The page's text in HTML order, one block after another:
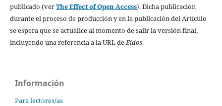
publicado (verThe Effect of Open Access). Dicha publicación
durante el proceso de producción y en la publicación del Artículo
se espera que se actualice al momento de salir la versión final,
incluyendo una referencia a la URL deEidos.
Información
Para lectores/as